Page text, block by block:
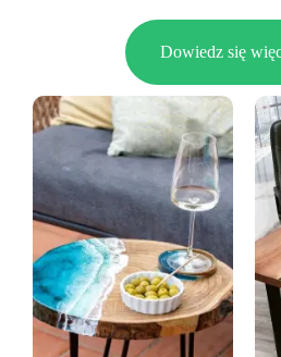
Dowiedz się